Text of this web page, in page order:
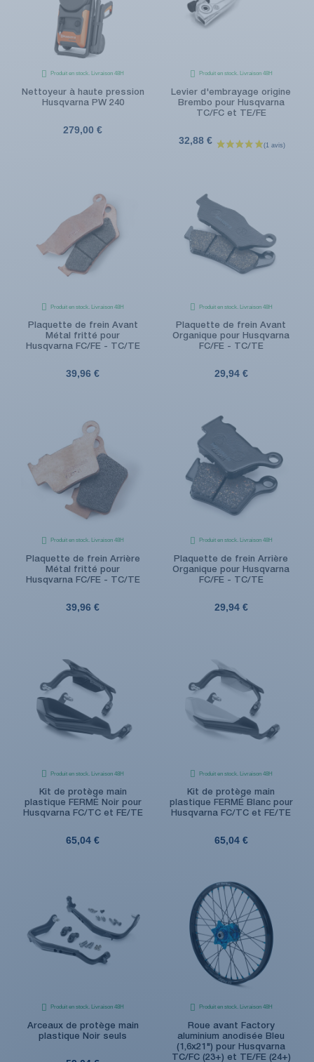
Produit en stock. Livraison 48H
Nettoyeur à haute pression
Husqvarna PW 240
279,00 €
Produit en stock. Livraison 48H
Levier d'embrayage origine
Brembo pour Husqvarna
TC/FC et TE/FE
32,88 €
Produit en stock. Livraison 48H
Plaquette de frein Avant
Métal fritté pour
Husqvarna FC/FE - TC/TE
39,96 €
Produit en stock. Livraison 48H
Plaquette de frein Avant
Organique pour Husqvarna
FC/FE - TC/TE
29,94 €
Produit en stock. Livraison 48H
Plaquette de frein Arrière
Métal fritté pour
Husqvarna FC/FE - TC/TE
39,96 €
Produit en stock. Livraison 48H
Plaquette de frein Arrière
Organique pour Husqvarna
FC/FE - TC/TE
29,94 €
Produit en stock. Livraison 48H
Kit de protège main
plastique FERMÉ Noir pour
Husqvarna FC/TC et FE/TE
65,04 €
Produit en stock. Livraison 48H
Kit de protège main
plastique FERMÉ Blanc pour
Husqvarna FC/TC et FE/TE
65,04 €
Produit en stock. Livraison 48H
Arceaux de protège main
plastique Noir seuls
Produit en stock. Livraison 48H
Roue avant Factory
aluminium anodisée Bleu
(1,6x21") pour Husqvarna
TC/FC (23+) et TE/FE (24+)